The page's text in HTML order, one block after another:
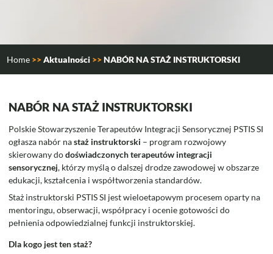
Home>>Aktualności>>NABÓR NA STAŻ INSTRUKTORSKI
NABÓR NA STAŻ INSTRUKTORSKI
Polskie Stowarzyszenie Terapeutów Integracji Sensorycznej PSTIS SI
ogłasza nabór nastaż instruktorski – program rozwojowy
skierowany dodoświadczonych terapeutów integracji
sensorycznej, którzy myślą o dalszej drodze zawodowej w obszarze
edukacji, kształcenia i współtworzenia standardów.
Staż instruktorski PSTIS SI jest wieloetapowym procesem oparty na
mentoringu, obserwacji, współpracy i ocenie gotowości do
pełnienia odpowiedzialnej funkcji instruktorskiej.
Dla kogo jest ten staż?